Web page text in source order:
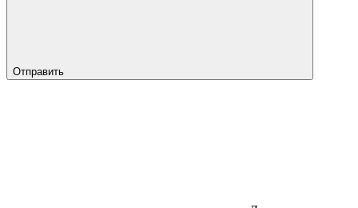
Отправить